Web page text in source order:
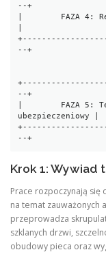
--+
|        FAZA 4:
--+
--+
|        FAZA 5:
ubezpieczeniowy |
Krok 1: Wywiad
Prace rozpoczynają się
na temat zauważonych
przeprowadza
szklanych drzwi,
obudowy pieca oraz